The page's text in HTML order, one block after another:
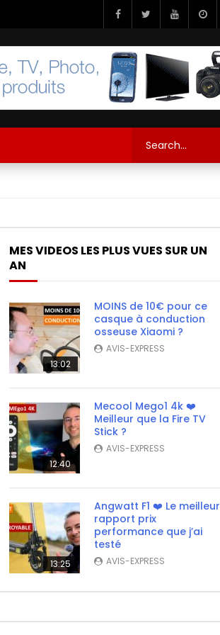
MES VIDEOS LES PLUS VUES SUR UN
AN
13:02
MOINS de 10€ pour ce
casque à conduction
osseuse Xiaomi ?
AVIS-EXPRESS
12:40
Mecool Mego1 4k ❤️
Meilleur que la Fire TV
Stick ?
AVIS-EXPRESS
13:25
Angwatt F1 ❤️ Le meilleur
rapport prix
performance que j’ai
testé
AVIS-EXPRESS